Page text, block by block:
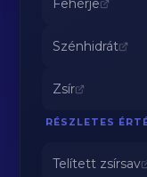
Fehérje
Szénhidrát
Zsír
RÉSZLETES
Telített zsírsav